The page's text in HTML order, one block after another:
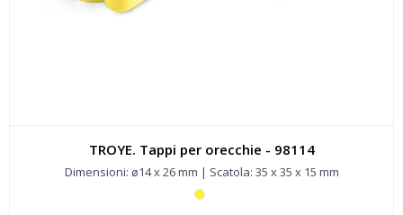
TROYE. Tappi per orecchie - 98114
Dimensioni: ø14 x 26 mm | Scatola: 35 x 35 x 15 mm